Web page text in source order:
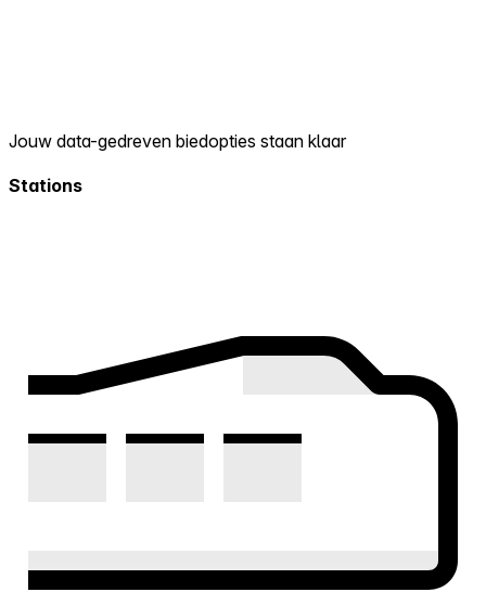
Jouw data-gedreven biedopties staan klaar
Stations